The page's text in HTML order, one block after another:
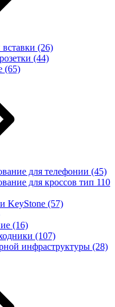
(26)
(44)
(65)
для телефонии (45)
для кроссов тип 110
KeyStone (57)
(16)
(107)
инфраструктуры (28)